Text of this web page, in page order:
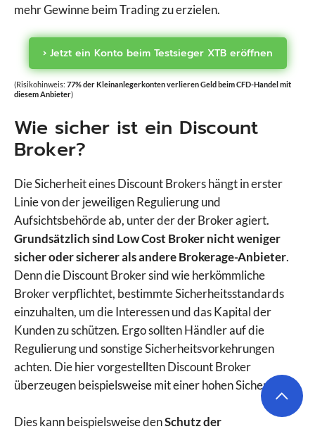
mehr Gewinne beim Trading zu erzielen.
› Jetzt ein Konto beim Testsieger XTB eröffnen
(Risikohinweis: 77% der Kleinanlegerkonten verlieren Geld beim CFD-Handel mit
diesem Anbieter)
Wie sicher ist ein Discount
Broker?
Die Sicherheit eines Discount Brokers hängt in erster
Linie von der jeweiligen Regulierung und
Aufsichtsbehörde ab, unter der der Broker agiert.
Grundsätzlich sind Low Cost Broker nicht weniger
sicher oder sicherer als andere Brokerage-Anbieter.
Denn die Discount Broker sind wie herkömmliche
Broker verpflichtet, bestimmte Sicherheitsstandards
einzuhalten, um die Interessen und das Kapital der
Kunden zu schützen. Ergo sollten Händler auf die
Regulierung und sonstige Sicherheitsvorkehrungen
achten. Die hier vorgestellten Discount Broker
überzeugen beispielsweise mit einer hohen Sicherheit.
Dies kann beispielsweise denSchutz der